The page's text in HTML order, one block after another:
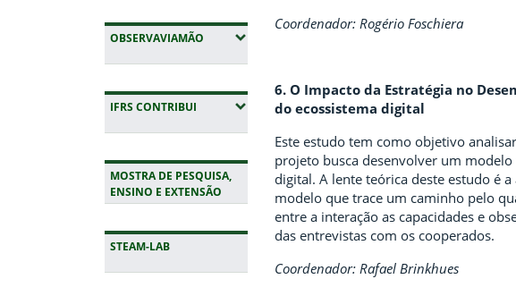
OBSERVAVIAMÃO (EXPANDIR SUBMENUS)
IFRS CONTRIBUI (EXPANDIR SUBMENUS)
MOSTRA DE PESQUISA,
ENSINO E EXTENSÃO
STEAM-LAB
Coordenador: Rogério Foschiera
6. O Impacto da Estratégia no
do ecossistema digital
Este estudo tem como objetivo
projeto busca desenvolver um
digital. A lente teórica deste estudo é
modelo que trace um caminho pelo
entre a interação as capacidades e
das entrevistas com os cooperados.
Coordenador: Rafael Brinkhues